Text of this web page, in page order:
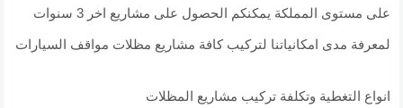
على مستوى المملكة يمكنكم الحصول على مشاريع اخر 3 سنوات
لمعرفة مدى امكانياتنا لتركيب كافة مشاريع مظلات مواقف السيارات
انواع التغطية وتكلفة تركيب مشاريع المظلات